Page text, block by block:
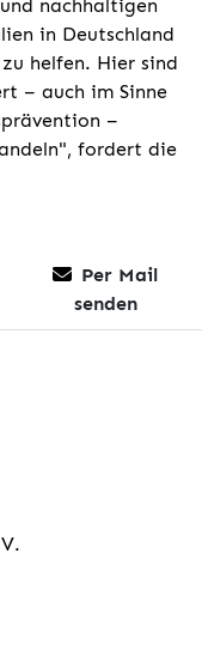
nachhaltigen
in Deutschland
helfen. Hier sind
– auch im Sinne
–
fordert die
Per Mail
senden